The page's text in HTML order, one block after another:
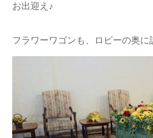
お出迎え♪
フラワーワゴンも、ロビーの奥に